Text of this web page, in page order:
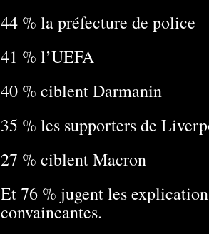
44 % la préfecture de police
41 % l’UEFA
40 % ciblent Darmanin
35 % les supporters de
27 % ciblent Macron
Et 76 % jugent les
convaincantes.